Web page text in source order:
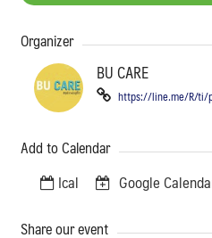
Organizer
BU CARE
https://line.me/R/ti/
Add to Calendar
Ical Google
Share our event